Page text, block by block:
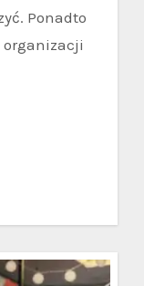
Ponadto
organizacji